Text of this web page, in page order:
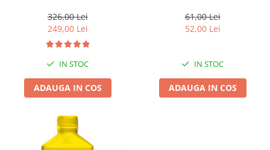
326,00 Lei
249,00 Lei
IN STOC
ADAUGA IN COS
61,00 Lei
52,00 Lei
IN STOC
ADAUGA IN COS